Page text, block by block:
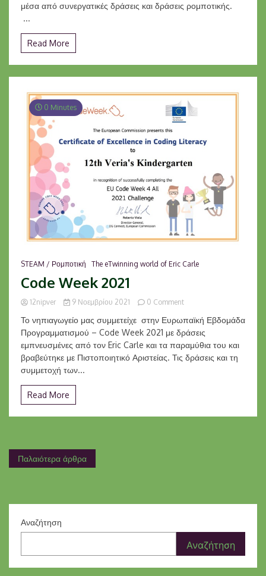
Toe
μέσα από συνεργατικές δράσεις και δράσεις ρομποτικής.
...
Read More
0 Minutes
STEAM / Ρομποτική The eTwinning world of Eric Carle
Code Week 2021
12nipver 9 Νοεμβρίου 2021 0 Commenton
Week
2021
Το νηπιαγωγείο μας συμμετείχε στην Ευρωπαϊκή Εβδομάδα
Προγραμματισμού – Code Week 2021 με δράσεις
εμπνευσμένες από τον Eric Carle και τα παραμύθια του και
βραβεύτηκε με Πιστοποιητικό Αριστείας. Τις δράσεις και τη
συμμετοχή των...
Read More
Πλοήγηση
άρθρων
Παλαιότερα άρθρα
Αναζήτηση
Αναζήτηση